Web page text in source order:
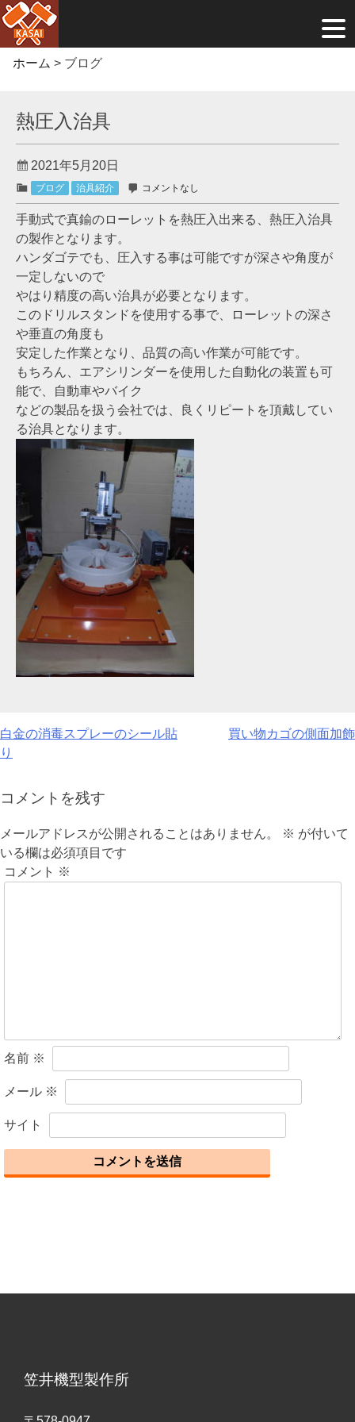
Skip
ホーム > ブログ
熱圧入治具
2021年5月20日
ブログ 治具紹介 コメントなし
手動式で真鍮のローレットを熱圧入出来る、熱圧入治具
の製作となります。
ハンダゴテでも、圧入する事は可能ですが深さや角度が
一定しないので
やはり精度の高い治具が必要となります。
このドリルスタンドを使用する事で、ローレットの深さ
や垂直の角度も
安定した作業となり、品質の高い作業が可能です。
もちろん、エアシリンダーを使用した自動化の装置も可
能で、自動車やバイク
などの製品を扱う会社では、良くリピートを頂戴してい
る治具となります。
投
稿
ナ
ゲ
ー
白金の消毒スプレーのシール貼
り
買い物カゴの側面加飾
コメントを残す
メールアドレスが公開されることはありません。 ※ が付いて
いる欄は必須項目です
コメント ※
名前 ※
メール ※
サイト
笠井機型製作所